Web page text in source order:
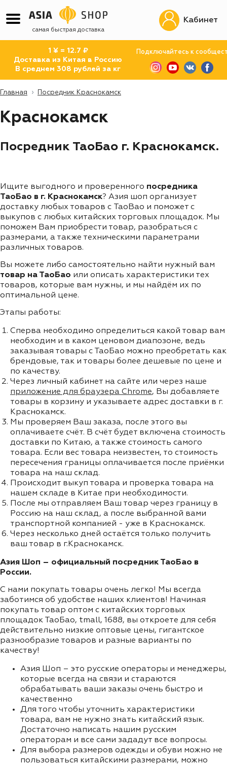
самая быстрая доставка
1 ¥ = 12.7 ₽
Доставка из Китая в Россию
В среднем 308 рублей за кг
Подключайтесь к
Кабинет
Главная Посредник Краснокамск
Краснокамск
Посредник ТаоБао г. Краснокамск.
Ищите выгодного и проверенного посредника
ТаоБао в г. Краснокамск? Азия шоп организует
доставку любых товаров с TaoBao и поможет с
выкупов с любых китайских торговых площадок. Мы
поможем Вам приобрести товар, разобраться с
размерами, а также техническими параметрами
различных товаров.
Вы можете либо самостоятельно найти нужный вам
товар на ТаоБао или описать характеристики тех
товаров, которые вам нужны, и мы найдём их по
оптимальной цене.
Этапы работы:
Сперва необходимо определиться какой товар вам
необходим и в каком ценовом диапозоне, ведь
заказывая товары с ТаоБао можно преобретать как
брендовые, так и товары более дешевые по цене и
по качеству.
Через личный кабинет на сайте или через наше
приложение для браузера Chrome, Вы добавляете
товары в корзину и указываете адрес доставки в г.
Краснокамск.
Мы проверяем Ваш заказа, после этого вы
оплачиваете счёт. В счёт будет включена стоимость
доставки по Китаю, а также стоимость самого
товара. Если вес товара неизвестен, то стоимость
пересечения границы оплачивается после приёмки
товара на наш склад.
Происходит выкуп товара и проверка товара на
нашем складе в Китае при необходимости.
После мы отправляем Ваш товар через границу в
Россию на наш склад, а после выбранной вами
транспортной компанией - уже в Краснокамск.
Через несколько дней остаётся только получить
ваш товар в г.Краснокамск.
Азия Шоп – официальный посредник ТаоБао в
России.
С нами покупать товары очень легко! Мы всегда
заботимся об удобстве наших клиентов! Начиная
покупать товар оптом с китайских торговых
площадок ТаоБао, tmall, 1688, вы откроете для себя
действительно низкие оптовые цены, гигантское
разнообразие товаров и разные варианты по
качеству!
Азия Шоп – это русские операторы и менеджеры,
которые всегда на связи и стараются
обрабатывать ваши заказы очень быстро и
качественно
Для того чтобы уточнить характеристики
товара, вам не нужно знать китайский язык.
Достаточно написать нашим русским
операторам и все сами зададут все вопросы.
Для выбора размеров одежды и обуви можно не
пользоваться китайскими размерами, можно